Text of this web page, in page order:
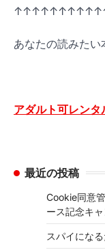
あなたの読みたい
アダルト可レンタ
最近の投稿
Cookie同意
ース記念キ
スパイにな